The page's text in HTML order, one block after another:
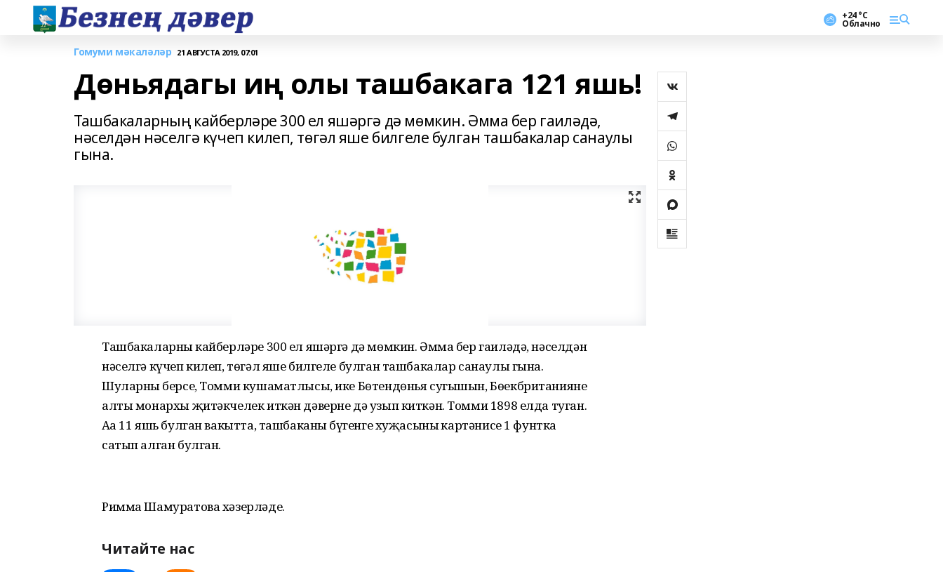
+24 °С
Облачно
Гомуми мәкаләләр 21 АВГУСТА 2019, 07:01
Дөньядагы иң олы ташбакага 121 яшь!
Ташбакаларның кайберләре 300 ел яшәргә дә мөмкин. Әмма бер гаиләдә,
нәселдән нәселгә күчеп килеп, төгәл яше билгеле булган ташбакалар санаулы
гына.
Ташбакаларның кайберләре 300 ел яшәргә дә мөмкин. Әмма бер гаиләдә, нәселдән
нәселгә күчеп килеп, төгәл яше билгеле булган ташбакалар санаулы гына.
Шуларның берсе, Томми кушаматлысы, ике Бөтендөнья сугышын, Бөекбританиянең
алты монархы җитәкчелек иткән дәверне дә узып киткән. Томми 1898 елда туган.
Аңа 11 яшь булган вакытта, ташбаканың бүгенге хуҗасының картәнисе 1 фунтка
сатып алган булган.
Римма Шамуратова хәзерләде.
Читайте нас